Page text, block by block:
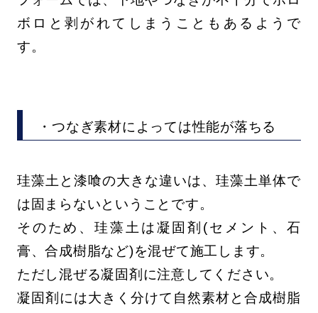
ボロと剥がれてしまうこともあるようで
す。
・つなぎ素材によっては性能が落ちる
珪藻土と漆喰の大きな違いは、珪藻土単体で
は固まらないということです。
そのため、珪藻土は凝固剤(セメント、石
膏、合成樹脂など)を混ぜて施工します。
ただし混ぜる凝固剤に注意してください。
凝固剤には大きく分けて自然素材と合成樹脂